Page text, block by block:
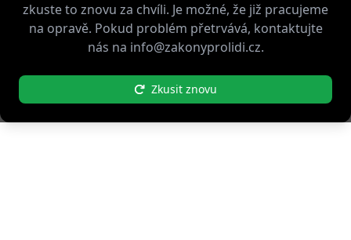
zkuste to znovu za chvíli. Je možné, že již pracujeme
na opravě. Pokud problém přetrvává, kontaktujte
nás na info@zakonyprolidi.cz.
Zkusit znovu